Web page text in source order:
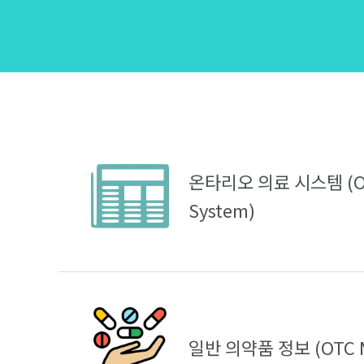
온타리오 의료 시스템
System)
일반 의약품 정보